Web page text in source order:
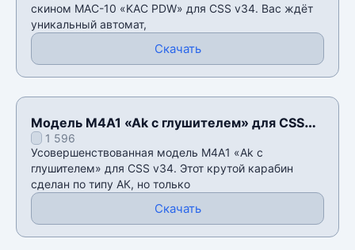
скином MAC-10 «KAC PDW» для CSS v34. Вас ждёт
уникальный автомат,
Скачать
Модель M4A1 «Ak с глушителем» для CSS
v341 596
Усовершенствованная модель M4A1 «Ak с
глушителем» для CSS v34. Этот крутой карабин
сделан по типу АК, но только
Скачать